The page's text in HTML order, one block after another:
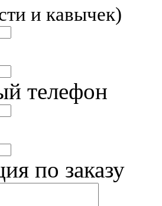
и кавычек)
телефон
по заказу